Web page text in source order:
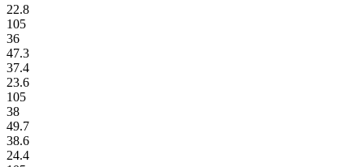
22.8
105
36
47.3
37.4
23.6
105
38
49.7
38.6
24.4